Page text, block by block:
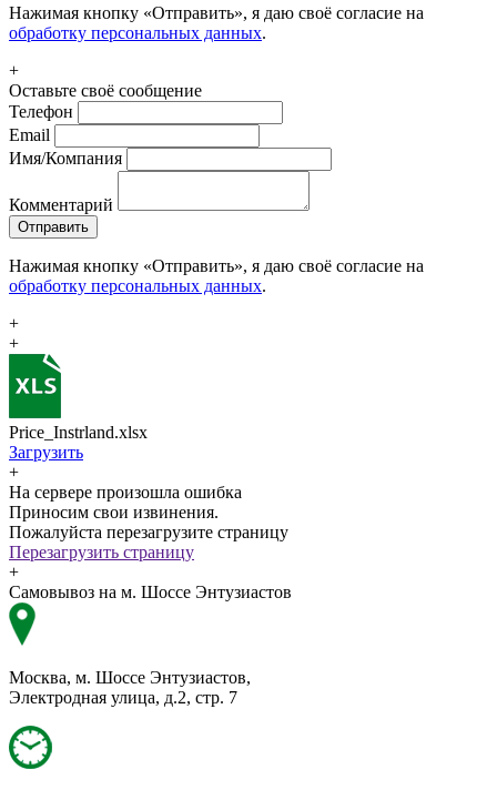
Нажимая кнопку «Отправить», я даю своё согласие на
обработку персональных данных.
+
Оставьте своё сообщение
Телефон
Email
Имя/Компания
Комментарий
Отправить
Нажимая кнопку «Отправить», я даю своё согласие на
обработку персональных данных.
+
+
Price_Instrland.xlsx
Загрузить
+
На сервере произошла ошибка
Приносим свои извинения.
Пожалуйста перезагрузите страницу
Перезагрузить страницу
+
Самовывоз на м. Шоссе Энтузиастов
Москва, м. Шоссе Энтузиастов,
Электродная улица, д.2, стр. 7